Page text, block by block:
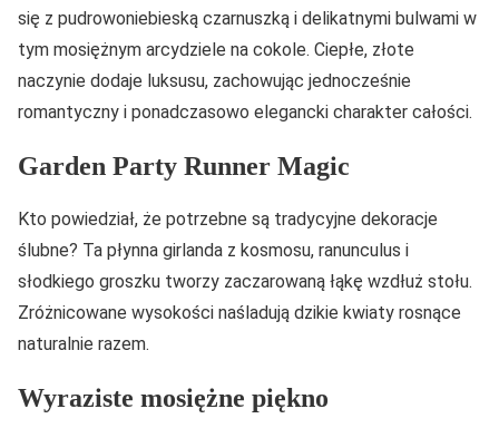
się z pudrowoniebieską czarnuszką i delikatnymi bulwami w
tym mosiężnym arcydziele na cokole. Ciepłe, złote
naczynie dodaje luksusu, zachowując jednocześnie
romantyczny i ponadczasowo elegancki charakter całości.
Garden Party Runner Magic
Kto powiedział, że potrzebne są tradycyjne dekoracje
ślubne? Ta płynna girlanda z kosmosu, ranunculus i
słodkiego groszku tworzy zaczarowaną łąkę wzdłuż stołu.
Zróżnicowane wysokości naśladują dzikie kwiaty rosnące
naturalnie razem.
Wyraziste mosiężne piękno